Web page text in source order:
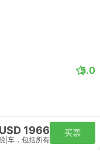
5.0
USD 1966
车，包括所有
买票